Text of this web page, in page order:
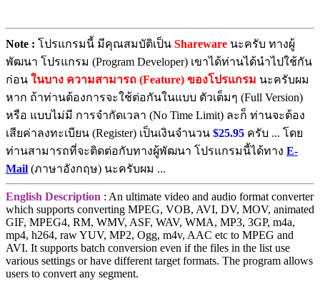
Note : โปรแกรมนี้ มีคุณสมบัติเป็น Shareware นะครับ ทางผู้
พัฒนา โปรแกรม (Program Developer) เขาได้ท่านได้นำไปใช้กัน
ก่อน ในบาง ความสามารถ (Feature) ของโปรแกรม นะครับผม
หาก ถ้าท่านต้องการจะใช้ต่อกันในแบบ ตัวเต็มๆ (Full Version)
หรือ แบบไม่มี การจำกัดเวลา (No Time Limit) ละก็ ท่านจะต้อง
เสียค่าลงทะเบียน (Register) เป็นเงินจำนวน $25.95 ครับ ... โดย
ท่านสามารถที่จะติดต่อกับทางผู้พัฒนา โปรแกรมนี้ได้ทาง E-
Mail (ภาษาอังกฤษ) นะครับผม ...
English Description : An ultimate video and audio format converter
which supports converting MPEG, VOB, AVI, DV, MOV, animated
GIF, MPEG4, RM, WMV, ASF, WAV, WMA, MP3, 3GP, m4a,
mp4, h264, raw YUV, MP2, Ogg, m4v, AAC etc to MPEG and
AVI. It supports batch conversion even if the files in the list use
various settings or have different target formats. The program allows
users to convert any segment.